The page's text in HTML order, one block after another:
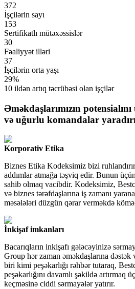
372
İşçilərin sayı
153
Sertifikatlı mütəxəssislər
30
Fəaliyyət illəri
37
İşçilərin orta yaşı
29%
10 ildən artıq təcrübəsi olan işçilər
Əməkdaşlarımızın
və uğurlu komandalar
Korporativ Etika
Biznes Etika Kodeksimiz bizi
addımlar atmağa təşviq edir. Bunun
sahib olmaq vacibdir. Kodeksimiz,
və biznes tərəfdaşlarına iş zamanı
məsələləri düzgün qərar verməkdə
İnkişaf imkanları
Bacarıqların inkişafı gələcəyinizə
Group hər zaman əməkdaşlarına
biri kimi peşəkarlığı rəhbər tutaraq,
peşəkarlığını davamlı şəkildə artırmaq
keçməsinə ciddi sərmayələr yatırır.